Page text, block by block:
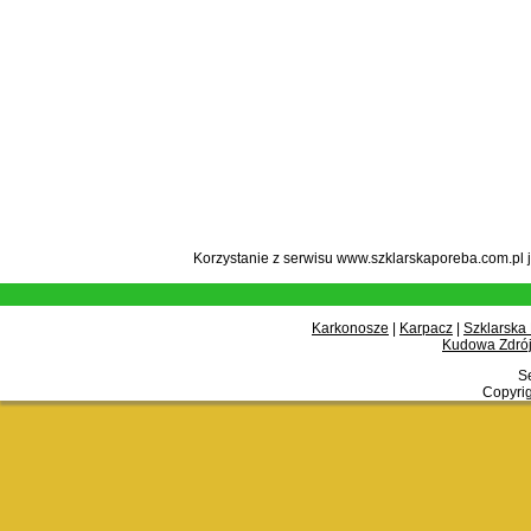
Korzystanie z serwisu
Karkonosze Karpacz
Szklarska
Kudowa